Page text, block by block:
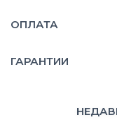
ОПЛАТА
ГАРАНТИИ